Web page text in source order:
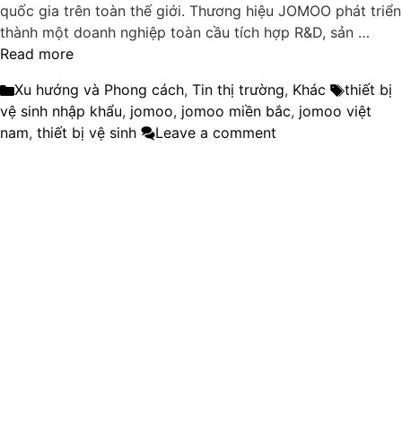
quốc gia trên toàn thế giới. Thương hiệu JOMOO phát triển
thành một doanh nghiệp toàn cầu tích hợp R&D, sản …
Read more
Categories
Xu hướng và Phong cách, Tin thị trường, Khác Tags
thiết bị
vệ sinh nhập khẩu, jomoo, jomoo miền bắc, jomoo việt
nam, thiết bị vệ sinh Leave a comment